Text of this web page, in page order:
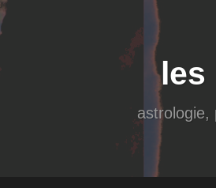
Accéder
au
les
astrologie,